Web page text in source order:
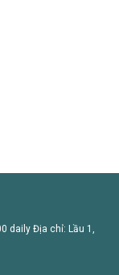
daily Địa chỉ: Lầu 1,